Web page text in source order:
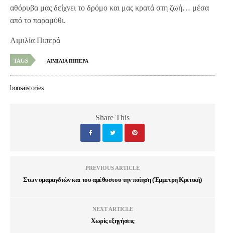
αθόρυβα μας δείχνει το δρόμο και μας κρατά στη ζωή… μέσα
από το παραμύθι.
Αιμιλία Πιπερά
TAGS ΑΙΜΙΛΙΑ ΠΙΠΕΡΑ
bonsaistories
Share This
PREVIOUS ARTICLE
Στων σμαραγδιών και του αμέθυστου την ποίηση (Έμμετρη Κριτική)
NEXT ARTICLE
Χωρίς εξηγήσεις